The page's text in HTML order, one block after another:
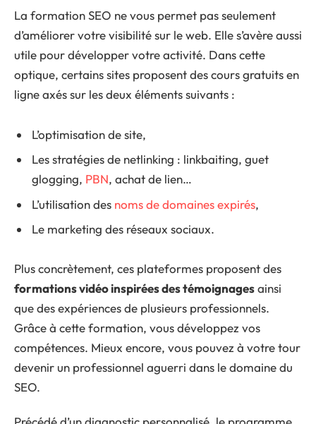
La formation SEO ne vous permet pas seulement
d’améliorer votre visibilité sur le web. Elle s’avère aussi
utile pour développer votre activité. Dans cette
optique, certains sites proposent des cours gratuits en
ligne axés sur les deux éléments suivants :
L’optimisation de site,
Les stratégies de netlinking : linkbaiting, guet
glogging, PBN, achat de lien…
L’utilisation des noms de domaines expirés,
Le marketing des réseaux sociaux.
Plus concrètement, ces plateformes proposent des
formations vidéo inspirées des témoignagesainsi
que des expériences de plusieurs professionnels.
Grâce à cette formation, vous développez vos
compétences. Mieux encore, vous pouvez à votre tour
devenir un professionnel aguerri dans le domaine du
SEO.